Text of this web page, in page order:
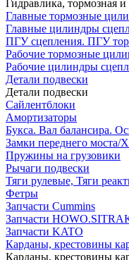
Гидравлика, тормозная
Главные тормозные
Главные цилиндры
ПГУ сцепления. ПГУ
Рабочие тормозные
Рабочие цилиндры
Детали подвески
Детали подвески
Cайлентблоки
Амортизаторы
Букса. Вал балансира.
Замки переднего моста/
Пружины на грузовики
Рычаги подвески
Тяги рулевые, Тяги
Фетры
Запчасти Cummins
Запчасти
Запчасти KATO
Карданы, крестовины
Карданы, крестовины